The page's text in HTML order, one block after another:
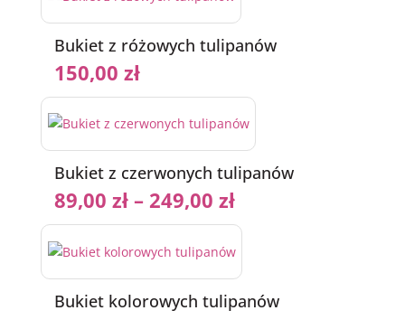
Bukiet z różowych tulipanów
150,00 zł
Bukiet z czerwonych tulipanów
89,00 zł– 249,00 zł
Bukiet kolorowych tulipanów